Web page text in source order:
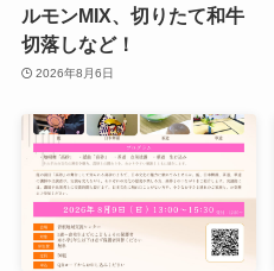
ルモンMIX、切りたて和牛
切落しなど！
2026年8月6日